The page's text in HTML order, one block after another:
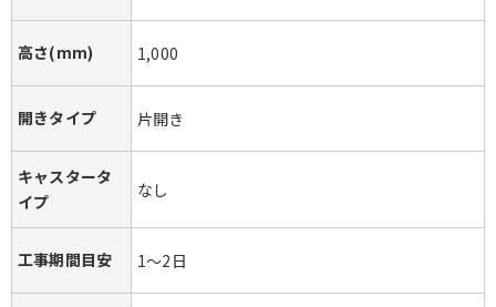
高さ(mm) 1,000
開きタイプ 片開き
キャスタータ
イプ
なし
工事期間目安 1～2日